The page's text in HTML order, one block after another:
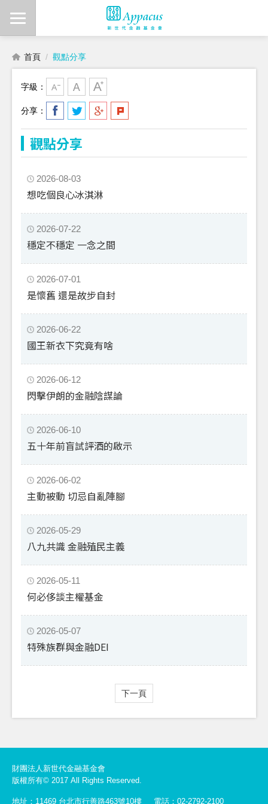
首頁 觀點分享
字級：
分享：
觀點分享
2026-08-03
想吃個良心冰淇淋
2026-07-22
穩定不穩定 一念之間
2026-07-01
是懷舊 還是故步自封
2026-06-22
國王新衣下究竟有啥
2026-06-12
閃擊伊朗的金融陰謀論
2026-06-10
五十年前盲試評酒的啟示
2026-06-02
主動被動 切忌自亂陣腳
2026-05-29
八九共識 金融殖民主義
2026-05-11
何必侈談主權基金
2026-05-07
特殊族群與金融DEI
下一頁
財團法人新世代金融基金會
版權所有© 2017 All Rights Reserved.
地址：11469 台北市行善路463號10樓 電話：02-2792-2100